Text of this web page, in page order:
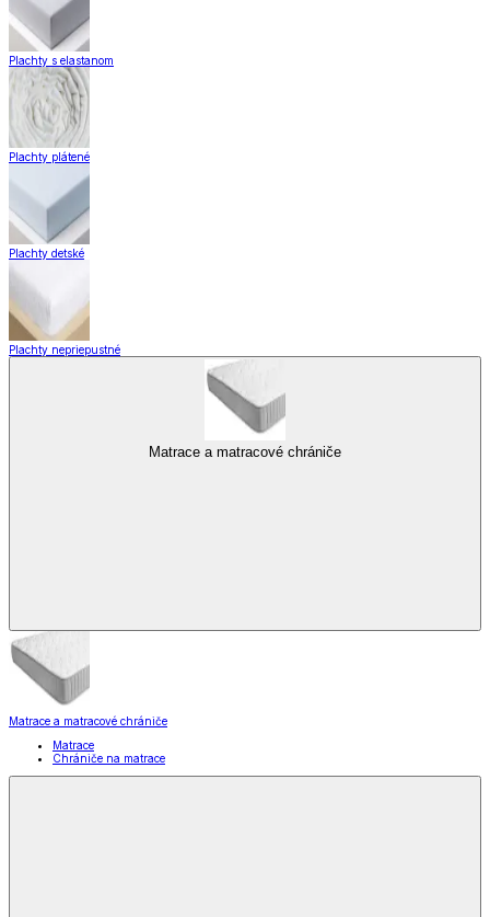
Plachty s elastanom
Plachty plátené
Plachty detské
Plachty nepriepustné
Matrace a matracové chrániče
Matrace a matracové chrániče
Matrace
Chrániče na matrace